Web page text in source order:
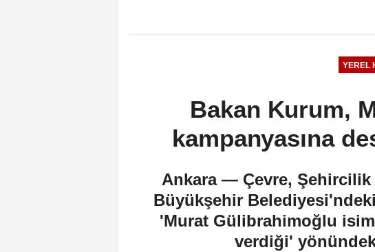
YEREL
Bakan Kurum,
kampanyasına
Ankara — Çevre,
Büyükşehir
'Murat Gülibrahimoğlu
verdiği'